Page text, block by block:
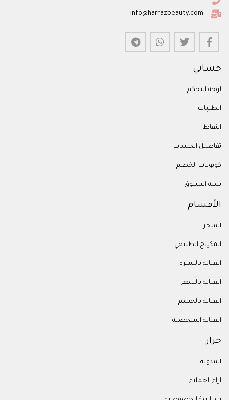
info@harrazbeauty.com
حسابي
لوحه التحكم
الطلبات
النقاط
تفاصيل الحساب
كوبونات الخصم
سله التسوق
الأقسام
المتجر
المكياج الطبيعي
العنايه بالبشره
العنايه بالشعر
العنايه بالجسم
العنايه الشخصيه
حراز
المدونه
اراء العملاء